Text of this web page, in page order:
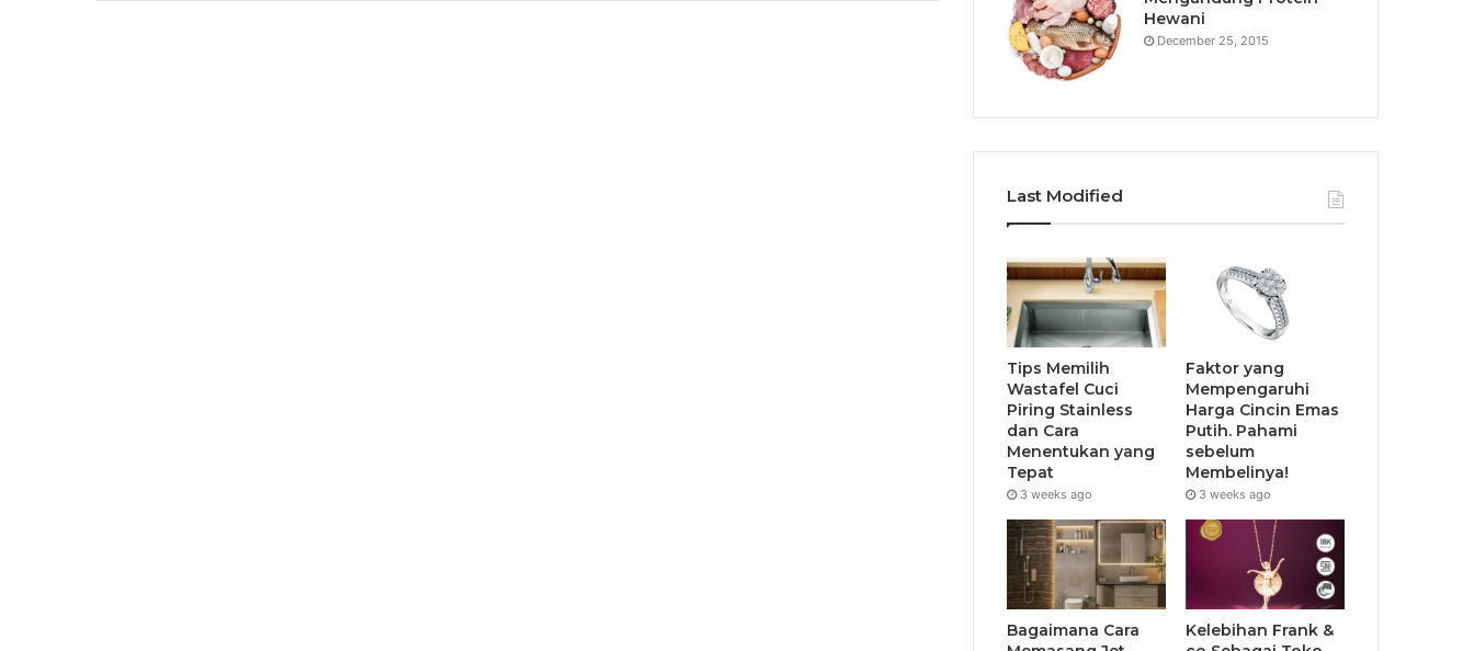
Hewani
December 25, 2015
Last Modified
Tips Memilih
Wastafel Cuci
Piring Stainless
dan Cara
Menentukan yang
Tepat
3 weeks ago
Faktor yang
Mempengaruhi
Harga Cincin Emas
Putih. Pahami
sebelum
Membelinya!
3 weeks ago
Bagaimana Cara
Kelebihan Frank &